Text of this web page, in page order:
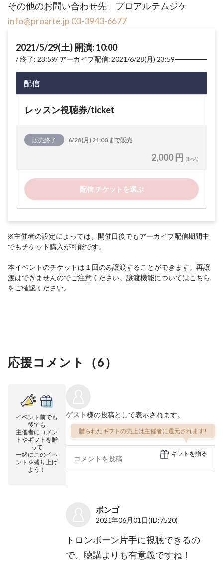
その他のお問い合わせ先：プロアルテムジケ
info@proarte.jp 03-3943-6677
2021/5/29(土) 開演: 10:00
終了: 23:59 アーカイブ配信: 2021/6/28(月) 23:59
配信
レッスン視聴券/ticket
販売終了 6/28(月) 21:00 まで販売
2,000 円 (税込)
配信 チケットを選ぶ
※主催者の設定によっては、開催日後でもアーカイブ配信期間中
でもチケット購入が可能です。
本イベントのチケットは１回のみ譲渡することができます。再譲
渡はできませんのでご注意ください。譲渡機能についてはこちら
をご確認ください。
応援コメント（6）
イベント前でも
後でも
主催者にコメン
トやギフトを贈
って
一緒にこのイベ
ントを盛り上げ
よう！
ゲスト様の投稿として表示されます。
贈られたギフトの売上は主催者に還元されます!
ギフトを贈る
ボンゴ
2021年06月01日(ID:7520)
トロンボーン片手に視聴できるの
で、聴講よりも有意義ですね！